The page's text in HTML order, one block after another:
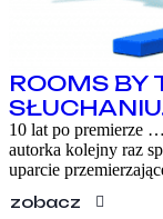
ROOMS BY
10 lat po premierze
autorka kolejny raz
uparcie
zobacz